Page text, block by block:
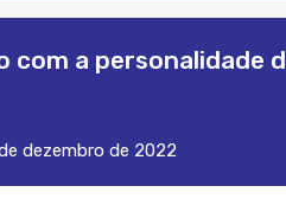
com a personalidade
dezembro de 2022